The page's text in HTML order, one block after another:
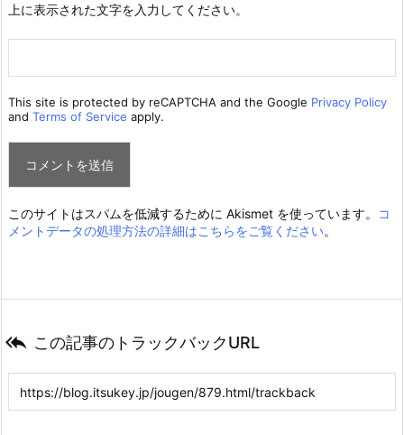
上に表示された文字を入力してください。
This site is protected by reCAPTCHA and the Google Privacy Policy
and Terms of Service apply.
このサイトはスパムを低減するために Akismet を使っています。
コ
メントデータの処理方法の詳細はこちらをご覧ください。
 この記事のトラックバックURL